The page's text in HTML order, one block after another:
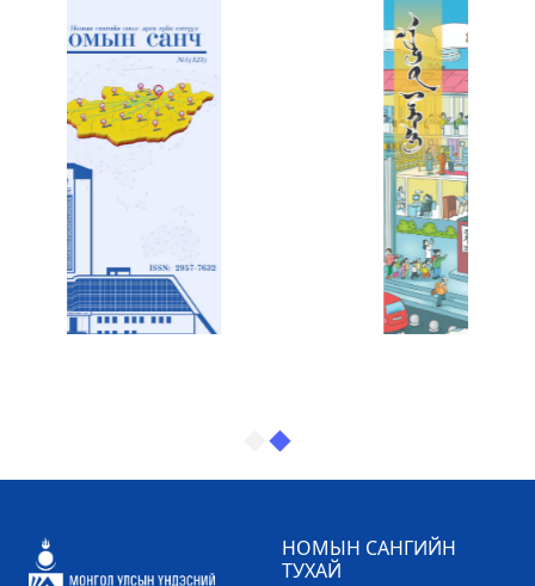
НОМЫН САНГИЙН
ТУХАЙ